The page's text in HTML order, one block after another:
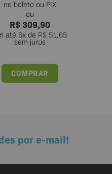
R$ 309,90
até 6x de R$51,65
sem juros
COMPRAR
por e-mail!